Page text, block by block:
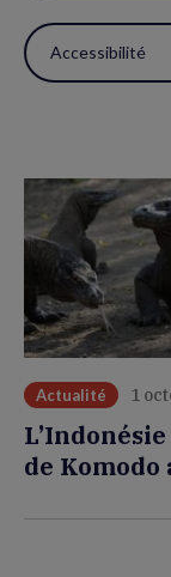
Accessibilité
Actualité 1
de